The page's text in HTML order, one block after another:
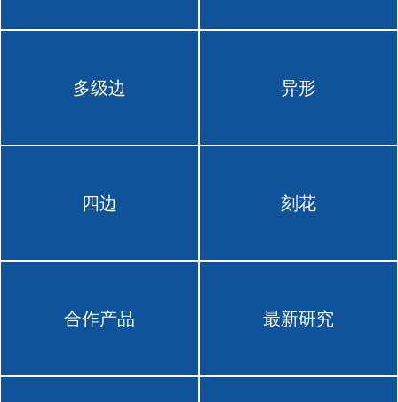
多级边 异形
四边 刻花
合作产品 最新研究